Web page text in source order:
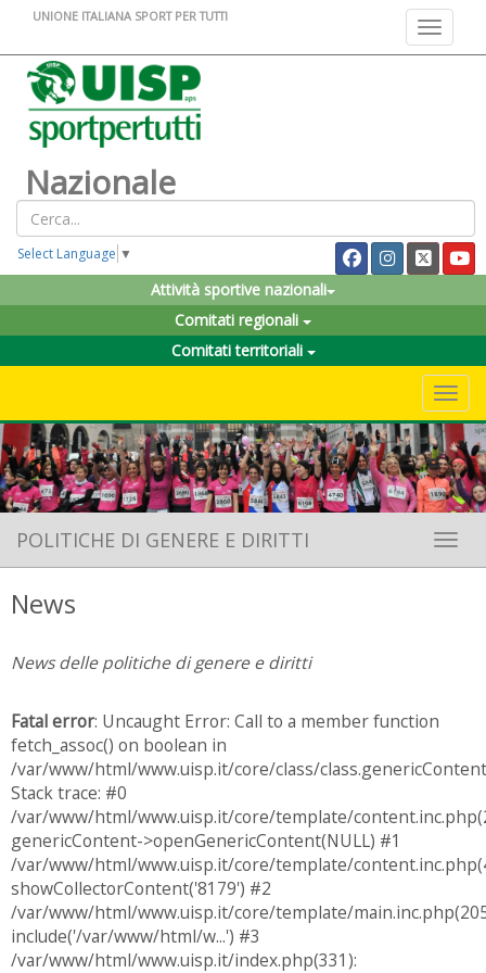
Toggle
UNIONE ITALIANA SPORT PER TUTTI
Nazionale
Select Language ▼
Attività sportive nazionali
Comitati regionali
Comitati territoriali
POLITICHE DI GENERE E DIRITTI
News
News delle politiche di genere e diritti
Fatal error: Uncaught Error: Call to a member function
fetch_assoc() on boolean in
/var/www/html/www.uisp.it/core/class/
Stack trace: #0
/var/www/html/www.uisp.it/core/template/
genericContent->openGenericContent(NULL) #1
/var/www/html/www.uisp.it/core/template/
showCollectorContent('8179') #2
/var/www/html/www.uisp.it/core/template/
include('/var/www/html/w...') #3
/var/www/html/www.uisp.it/index.php(331):